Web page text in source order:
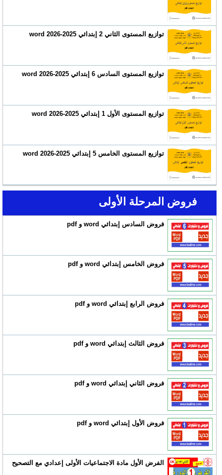
توازيع المستوى الثاني 2 إبتدائي 2025-2026 word
توازيع المستوى السادس 6 إبتدائي 2025-2026 word
توازيع المستوى الأول 1 إبتدائي 2025-2026 word
توازيع المستوى الخامس 5 إبتدائي 2025-2026 word
فروض المرحلة الأولى
فروض السادس إبتدائي word و pdf
فروض الخامس إبتدائي word و pdf
فروض الرابع إبتدائي word و pdf
فروض الثالث إبتدائي word و pdf
فروض الثاني إبتدائي word و pdf
فروض الأول إبتدائي word و pdf
الفرض الأول مادة الاجتماعيات الأولى إعدادي مع التصحيح